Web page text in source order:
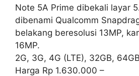
Note 5A Prime dibekali layar
dibenami Qualcomm
belakang beresolusi 13MP,
16MP.
2G, 3G, 4G (LTE), 32GB,
Harga Rp 1.630.000 –